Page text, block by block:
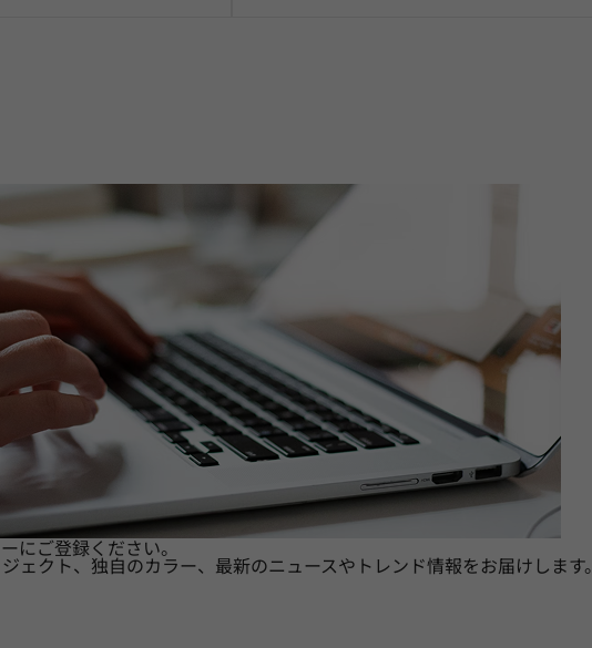
にご登録ください。
ェクト、独自のカラー、最新のニュースやトレンド情報をお届けします。